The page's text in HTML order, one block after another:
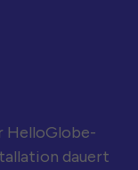
HelloGlobe-
dauert